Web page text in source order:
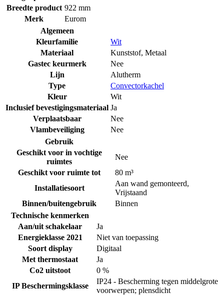
Breedte product 922 mm
Merk
Eurom
Algemeen
Kleurfamilie
Wit
Materiaal
Kunststof, Metaal
Gastec keurmerk
Nee
Lijn
Alutherm
Type
Convectorkachel
Kleur
Wit
Inclusief bevestigingsmateriaal Ja
Verplaatsbaar
Nee
Vlambeveiliging
Nee
Gebruik
Geschikt voor in vochtige
ruimtes
Nee
Geschikt voor ruimte tot
80 m³
Installatiesoort
Aan wand gemonteerd,
Vrijstaand
Binnen/buitengebruik
Binnen
Technische kenmerken
Aan/uit schakelaar
Ja
Energieklasse 2021
Niet van toepassing
Soort display
Digitaal
Met thermostaat
Ja
Co2 uitstoot
0 %
IP Beschermingsklasse
IP24 - Bescherming tegen middelgrote
voorwerpen; plensdicht